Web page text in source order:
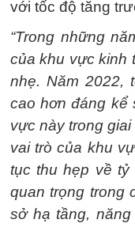
với tốc độ tăng
“Trong những
của khu vực kinh
nhẹ. Năm 2022,
cao hơn đáng kể
vực này trong
vai trò của khu
tục thu hẹp về tỷ
quan trọng trong
sở hạ tầng,